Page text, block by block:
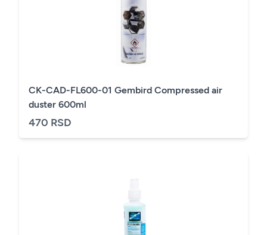
CK-CAD-FL600-01 Gembird Compressed air
duster 600ml
470 RSD